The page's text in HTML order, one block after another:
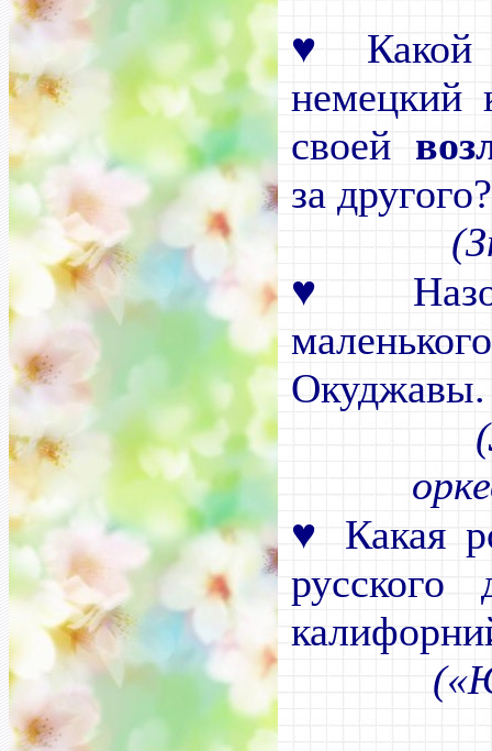
♥
Какой
немецкий
своей
за другого?
♥
Окуджавы.
(
♥
Какая
русского